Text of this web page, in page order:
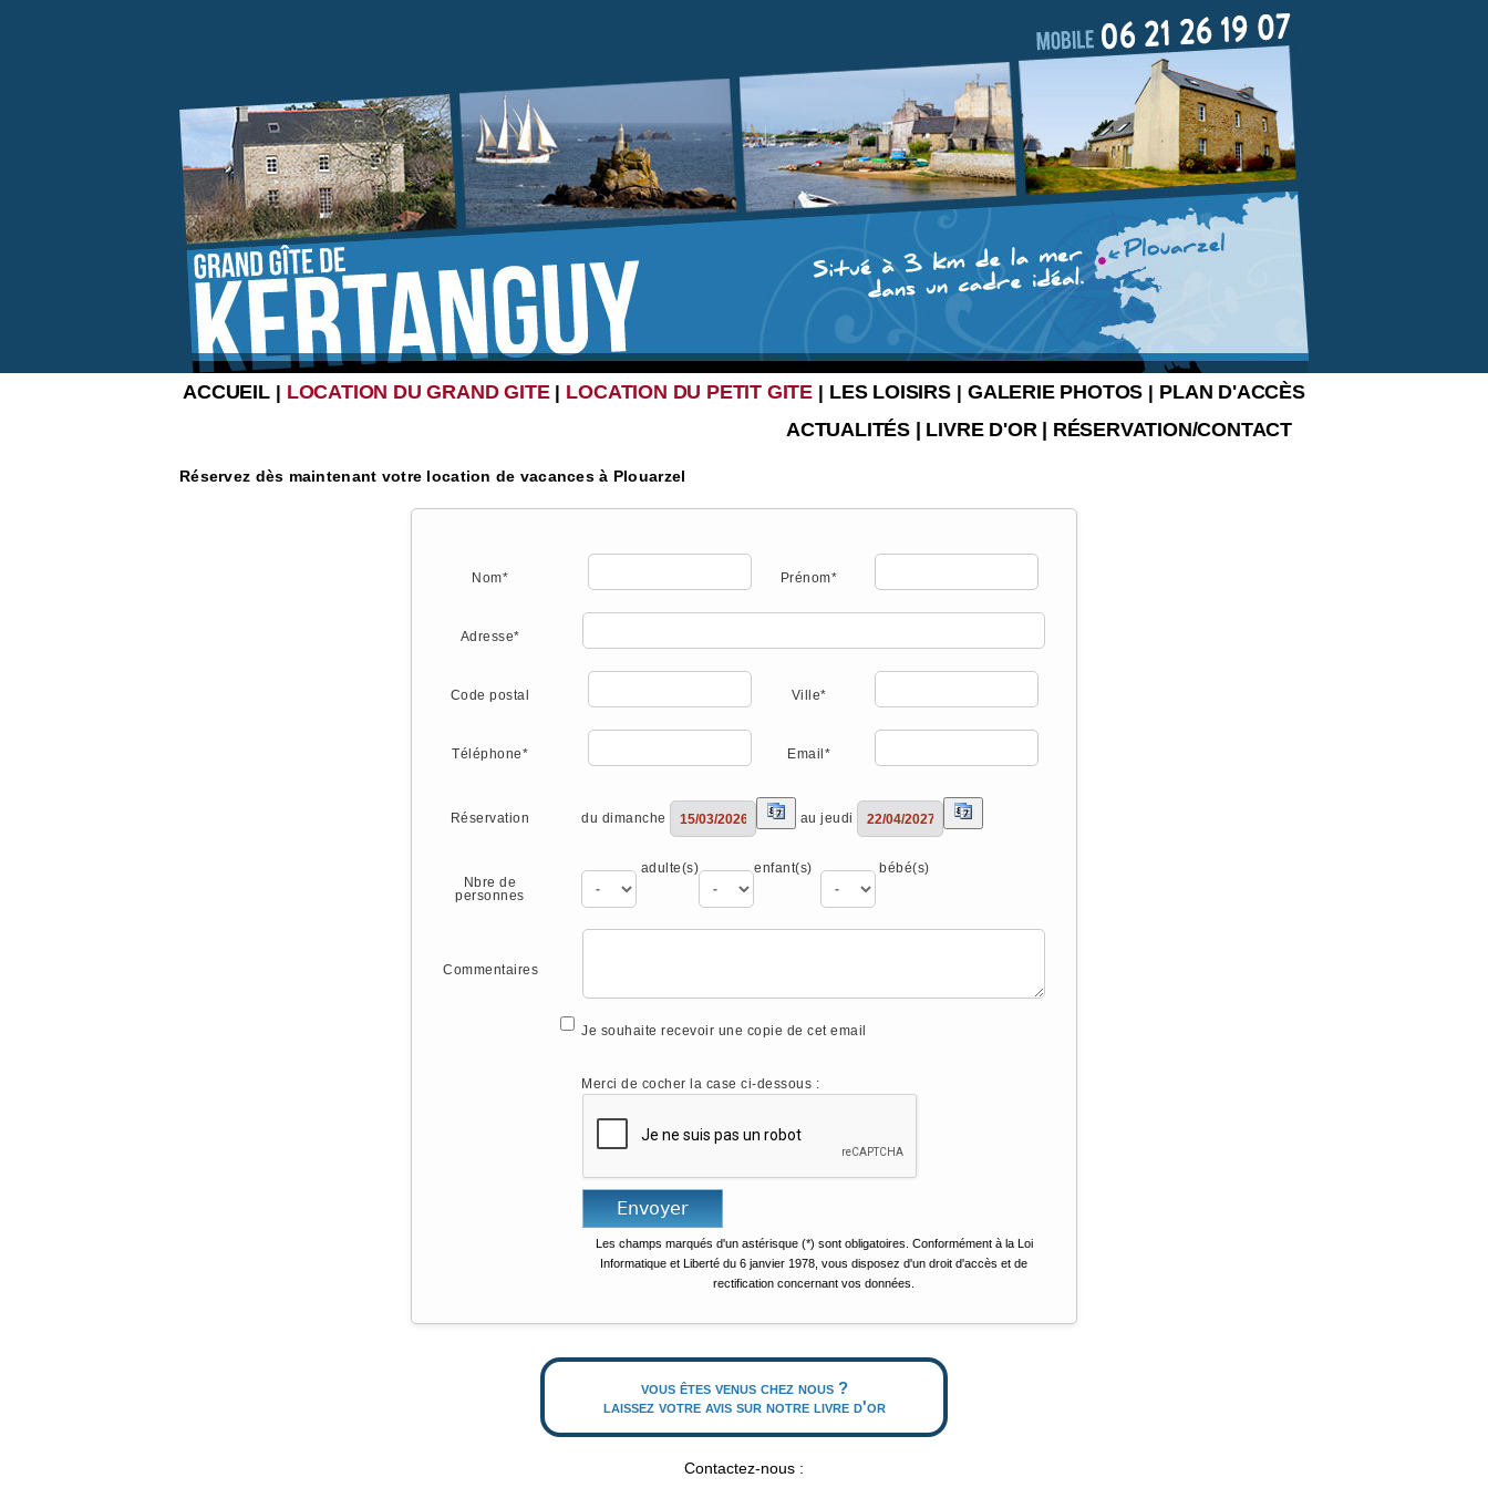
ACCUEIL| LOCATION DU GRAND GITE| LOCATION DU PETIT GITE | LES LOISIRS| GALERIE PHOTOS | PLAN D'ACCÈS
ACTUALITÉS| LIVRE D'OR| RÉSERVATION/CONTACT
Réservez dès maintenant votre location de vacances à Plouarzel
Nom* Prénom*
Adresse*
Code postal Ville*
Téléphone* Email*
Réservation du dimanche au jeudi
Nbre de
personnes
adulte(s) enfant(s) bébé(s)
Commentaires
Je souhaite recevoir une copie de cet email
Merci de cocher la case ci-dessous :
Les champs marqués d'un astérisque (*) sont obligatoires. Conformément à la Loi
Informatique et Liberté du 6 janvier 1978, vous disposez d'un droit d'accès et de
rectification concernant vos données.
vous êtes venus chez nous ?
laissez votre avis sur notre livre d'or
Contactez-nous :